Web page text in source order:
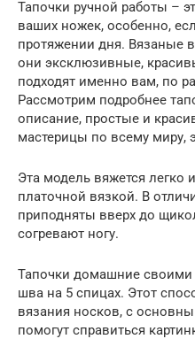
Тапочки ручной работы –
ваших ножек, особенно,
протяжении дня. Вязаные
они эксклюзивные,
подходят именно вам, по
Рассмотрим подробнее
описание, простые и
мастерицы по всему миру,
Эта модель вяжется легко
платочной вязкой. В
приподняты вверх до
согревают ногу.
Тапочки домашние своими
шва на 5 спицах. Этот
вязания носков, с
помогут справиться